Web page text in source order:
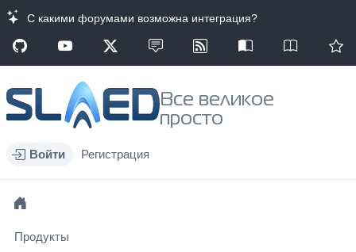
С какими форумами возможна интеграция?
Все великое
просто
Войти Регистрация
Продукты